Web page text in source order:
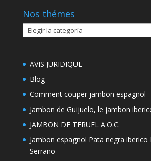
Nos thémes
Nos
thémes
AVIS JURIDIQUE
Blog
Comment couper jambon espagnol
Jambon de Guijuelo, le jambon
JAMBON DE TERUEL A.O.C.
Jambon espagnol Pata negra
Serrano